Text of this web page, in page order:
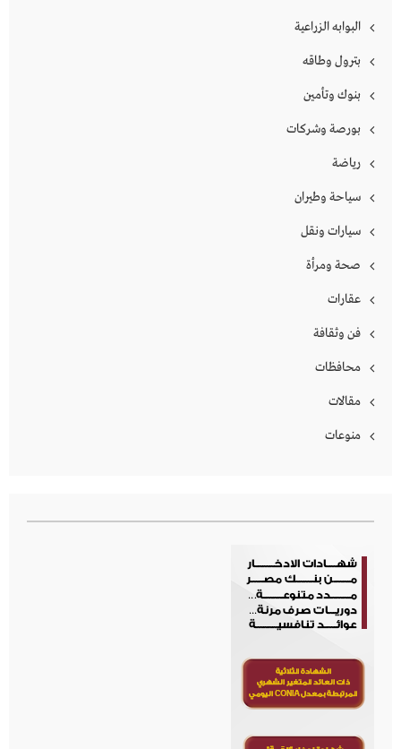
البوابه الزراعية
بترول وطاقه
بنوك وتأمين
بورصة وشركات
رياضة
سياحة وطيران
سيارات ونقل
صحة ومرأة
عقارات
فن وثقافة
محافظات
مقالات
منوعات